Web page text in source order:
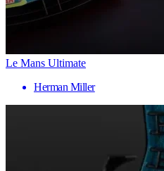
Le Mans Ultimate
Herman Miller